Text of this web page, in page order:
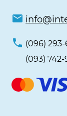
(096)
(093)